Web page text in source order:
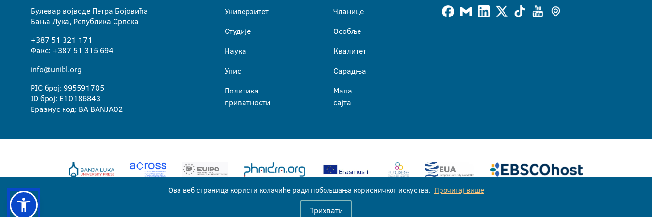
Булевар војводе Петра Бојовића
Бања Лука, Република Српска
+387 51 321 171
Факс: +387 51 315 694
info@unibl.org
PIC број: 995591705
ID број: E10186843
Еразмус код: BA BANJA02
Универзитет
Студије
Наука
Упис
Политика
приватности
Чланице
Особље
Квалитет
Сарадња
Мапа
сајта
Ова веб страница користи колачиће ради побољшања корисничког искуства. Прочитај више
Прихвати